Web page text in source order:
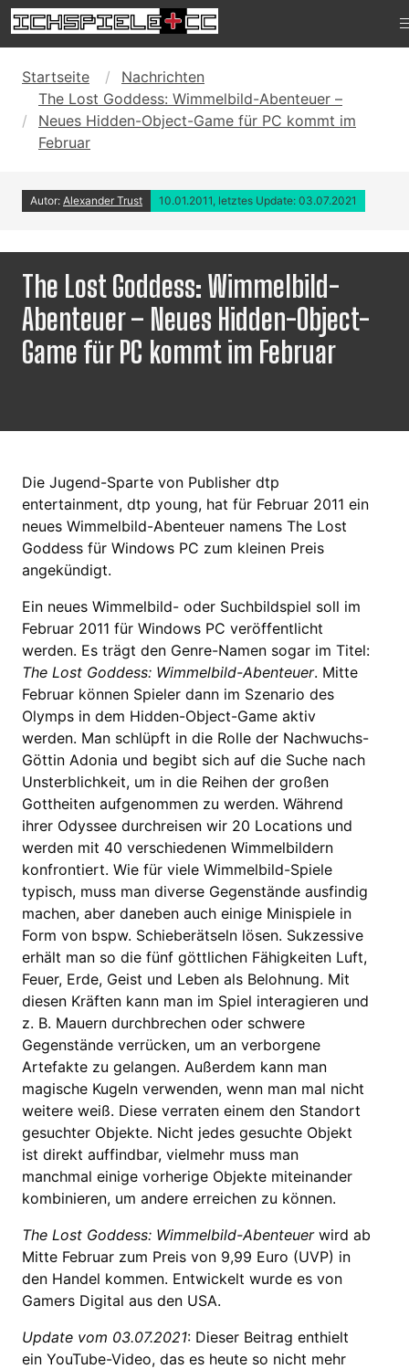
Startseite
Nachrichten
The Lost Goddess: Wimmelbild-Abenteuer –
Neues Hidden-Object-Game für PC kommt im
Februar
Autor: Alexander Trust 10.01.2011, letztes Update: 03.07.2021
The Lost Goddess: Wimmelbild-
Abenteuer – Neues Hidden-Object-
Game für PC kommt im Februar
Die Jugend-Sparte von Publisher dtp
entertainment, dtp young, hat für Februar 2011 ein
neues Wimmelbild-Abenteuer namens The Lost
Goddess für Windows PC zum kleinen Preis
angekündigt.
Ein neues Wimmelbild- oder Suchbildspiel soll im
Februar 2011 für Windows PC veröffentlicht
werden. Es trägt den Genre-Namen sogar im Titel:
The Lost Goddess: Wimmelbild-Abenteuer. Mitte
Februar können Spieler dann im Szenario des
Olymps in dem Hidden-Object-Game aktiv
werden. Man schlüpft in die Rolle der Nachwuchs-
Göttin Adonia und begibt sich auf die Suche nach
Unsterblichkeit, um in die Reihen der großen
Gottheiten aufgenommen zu werden. Während
ihrer Odyssee durchreisen wir 20 Locations und
werden mit 40 verschiedenen Wimmelbildern
konfrontiert. Wie für viele Wimmelbild-Spiele
typisch, muss man diverse Gegenstände ausfindig
machen, aber daneben auch einige Minispiele in
Form von bspw. Schieberätseln lösen. Sukzessive
erhält man so die fünf göttlichen Fähigkeiten Luft,
Feuer, Erde, Geist und Leben als Belohnung. Mit
diesen Kräften kann man im Spiel interagieren und
z. B. Mauern durchbrechen oder schwere
Gegenstände verrücken, um an verborgene
Artefakte zu gelangen. Außerdem kann man
magische Kugeln verwenden, wenn man mal nicht
weitere weiß. Diese verraten einem den Standort
gesuchter Objekte. Nicht jedes gesuchte Objekt
ist direkt auffindbar, vielmehr muss man
manchmal einige vorherige Objekte miteinander
kombinieren, um andere erreichen zu können.
The Lost Goddess: Wimmelbild-Abenteuerwird ab
Mitte Februar zum Preis von 9,99 Euro (UVP) in
den Handel kommen. Entwickelt wurde es von
Gamers Digital aus den USA.
Update vom 03.07.2021: Dieser Beitrag enthielt
ein YouTube-Video, das es heute so nicht mehr